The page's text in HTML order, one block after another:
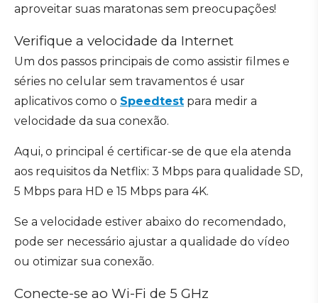
aproveitar suas maratonas sem preocupações!
Verifique a velocidade da Internet
Um dos passos principais de como assistir filmes e
séries no celular sem travamentos é usar
aplicativos como o Speedtest para medir a
velocidade da sua conexão.
Aqui, o principal é certificar-se de que ela atenda
aos requisitos da Netflix: 3 Mbps para qualidade SD,
5 Mbps para HD e 15 Mbps para 4K.
Se a velocidade estiver abaixo do recomendado,
pode ser necessário ajustar a qualidade do vídeo
ou otimizar sua conexão.
Conecte-se ao Wi-Fi de 5 GHz